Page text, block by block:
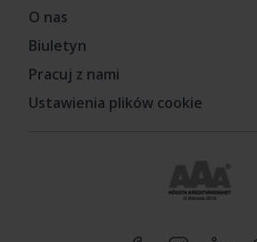
O nas
Biuletyn
Pracuj z nami
Ustawienia plików cookie